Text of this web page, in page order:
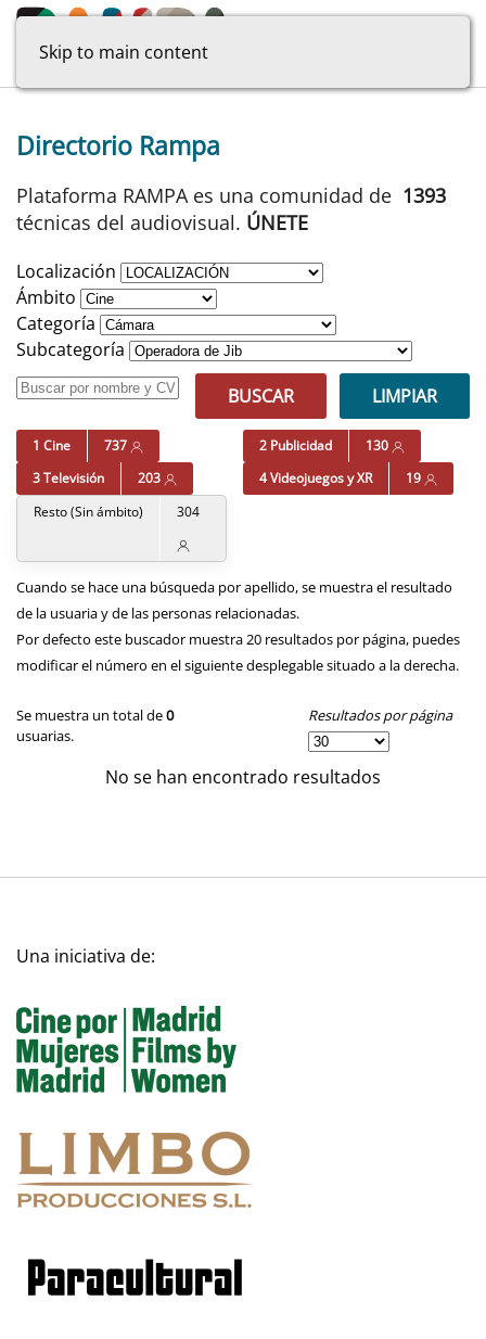
Skip to main content
Directorio Rampa
Plataforma RAMPA es una comunidad de 1393
técnicas del audiovisual. ÚNETE
Localización
Ámbito
Categoría
Subcategoría
BUSCAR
LIMPIAR
1 Cine 737 2 Publicidad
130
3 Televisión
203 4 Videojuegos y XR
19
Resto (Sin ámbito)
304
Cuando se hace una búsqueda por apellido, se muestra el resultado
de la usuaria y de las personas relacionadas.
Por defecto este buscador muestra 20 resultados por página, puedes
modificar el número en el siguiente desplegable situado a la derecha.
Se muestra un total de0
usuarias.
Resultados por página
No se han encontrado resultados
Una iniciativa de: